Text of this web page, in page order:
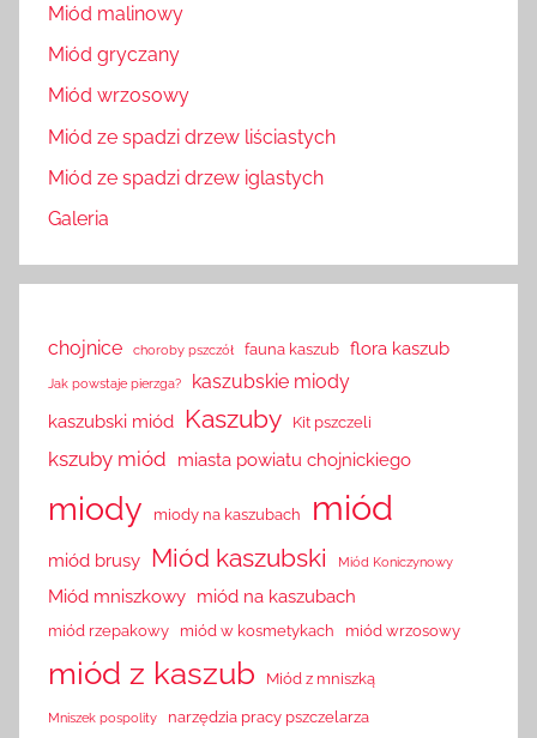
Miód malinowy
Miód gryczany
Miód wrzosowy
Miód ze spadzi drzew liściastych
Miód ze spadzi drzew iglastych
Galeria
chojnice choroby pszczół fauna kaszub flora kaszub
Jak powstaje pierzga? kaszubskie miody
kaszubski miód Kaszuby Kit pszczeli
kszuby miód miasta powiatu chojnickiego
miody miody na kaszubach miód
miód brusy Miód kaszubski Miód Koniczynowy
Miód mniszkowy miód na kaszubach
miód rzepakowy miód w kosmetykach miód wrzosowy
miód z kaszub Miód z mniszką
Mniszek pospolity narzędzia pracy pszczelarza